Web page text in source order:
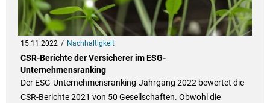
15.11.2022 Nachhaltigkeit
CSR-Berichte der Versicherer im ESG-
Unternehmensranking
Der ESG-Unternehmensranking-Jahrgang 2022 bewertet die
CSR-Berichte 2021 von 50 Gesellschaften. Obwohl die